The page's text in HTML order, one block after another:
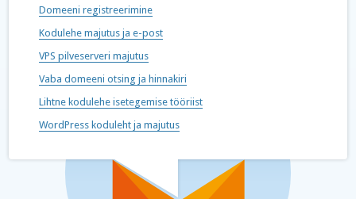
Domeeni registreerimine
Kodulehe majutus ja e-post
VPS pilveserveri majutus
Vaba domeeni otsing ja hinnakiri
Lihtne kodulehe isetegemise tööriist
WordPress koduleht ja majutus